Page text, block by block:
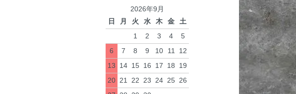
2026年9月
日
月 火 水 木 金
土
1
2 3 4
5
6
7 8 9 10 11
12
13
14 15 16 17 18
19
20 21 22 23 24 25 26